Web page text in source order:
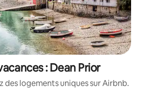
: Dean Prior
des logements uniques sur Airbnb.